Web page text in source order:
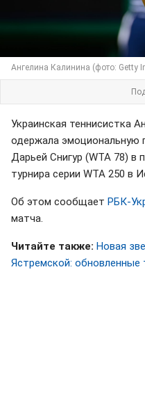
Ангелина Калинина (фото: Getty
Украинская теннисистка
одержала эмоциональную
Дарьей Снигур (WTA 78) в
турнира серии WTA 250 в
Об этом сообщает РБК-
матча.
Читайте также: Новая
Ястремской: обновленные